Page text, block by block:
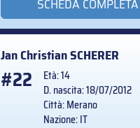
SCHEDA COMPLETA
Jan ChristianSCHERER
#22
Età: 14
D. nascita: 18/07/2012
Città: Merano
Nazione: IT